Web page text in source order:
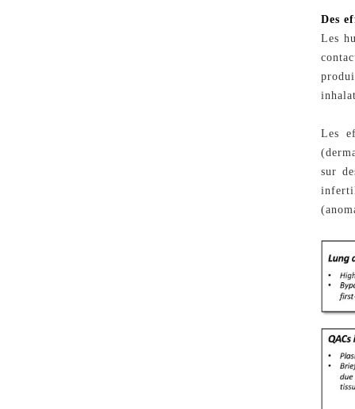
Des
Les
Les
sur